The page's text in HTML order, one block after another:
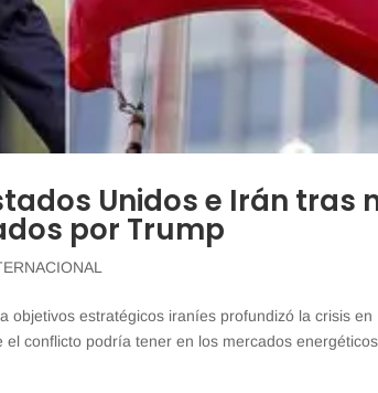
Unidos e Irán tras
por Trump
objetivos estratégicos iraníes profundizó la crisis
conflicto podría tener en los mercados